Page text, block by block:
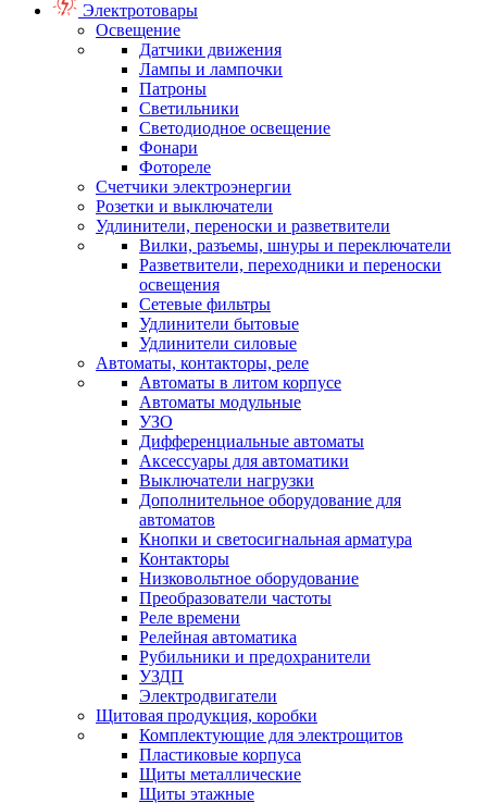
Электротовары
Освещение
Датчики движения
Лампы и лампочки
Патроны
Светильники
Светодиодное освещение
Фонари
Фотореле
Счетчики электроэнергии
Розетки и выключатели
Удлинители, переноски и разветвители
Вилки, разъемы, шнуры и переключатели
Разветвители, переходники и переноски
освещения
Сетевые фильтры
Удлинители бытовые
Удлинители силовые
Автоматы, контакторы, реле
Автоматы в литом корпусе
Автоматы модульные
УЗО
Дифференциальные автоматы
Аксессуары для автоматики
Выключатели нагрузки
Дополнительное оборудование для
автоматов
Кнопки и светосигнальная арматура
Контакторы
Низковольтное оборудование
Преобразователи частоты
Реле времени
Релейная автоматика
Рубильники и предохранители
УЗДП
Электродвигатели
Щитовая продукция, коробки
Комплектующие для электрощитов
Пластиковые корпуса
Щиты металлические
Щиты этажные